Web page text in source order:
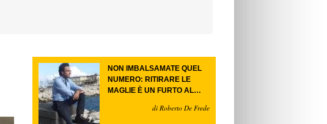
NON IMBALSAMATE QUEL
NUMERO: RITIRARE LE
MAGLIE È UN FURTO AL
di Roberto De Frede